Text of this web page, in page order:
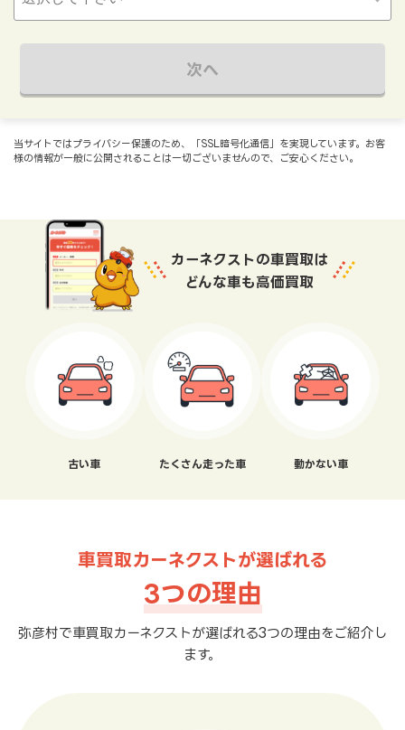
次へ
当サイトではプライバシー保護のため、「SSL暗号化通信」を実現しています。お客
様の情報が一般に公開されることは一切ございませんので、ご安心ください。
カーネクストの車買取は
どんな車も高価買取
古い車 たくさん走った車 動かない車
車買取カーネクストが選ばれる
3つの理由
弥彦村で車買取カーネクストが選ばれる3つの理由をご紹介し
ます。